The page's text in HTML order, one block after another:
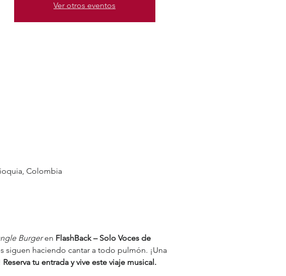
Ver otros eventos
Colombia
Burger en FlashBack – Solo Voces de
siguen haciendo cantar a todo pulmón. ¡Una
Reserva tu entrada y vive este viaje musical.